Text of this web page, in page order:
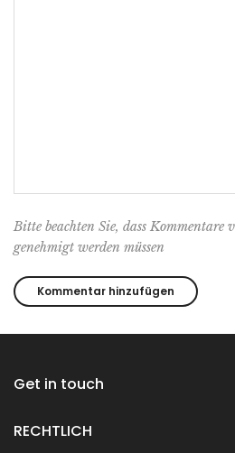
Bitte beachten Sie, dass Kommentare
genehmigt werden müssen
Get in touch
RECHTLICH